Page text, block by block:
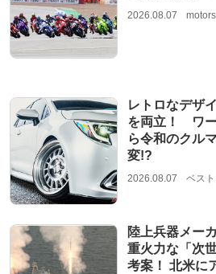
2026.08.07
レトロなデザ
を両立！ ワ
ら令和のクル
変!?
2026.08.07 ベス
陸上兵器メー
重火力な「次
考案！ 北米に